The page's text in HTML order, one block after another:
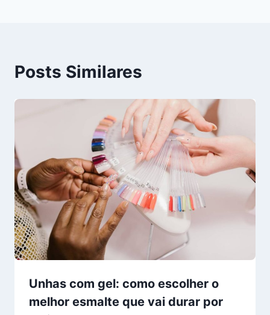
Posts Similares
Unhas com gel: como escolher o
melhor esmalte que vai durar por